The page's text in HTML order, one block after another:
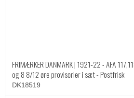
FRIMÆRKER DANMARK | 1921-22 - AFA
og 8 8/12 øre provisorier i sæt - Postfrisk
DK18519